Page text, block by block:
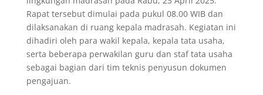
Rapat tersebut dimulai pada pukul 08.00 WIB dan
dilaksanakan di ruang kepala madrasah. Kegiatan ini
dihadiri oleh para wakil kepala, kepala tata usaha,
serta beberapa perwakilan guru dan staf tata usaha
sebagai bagian dari tim teknis penyusun dokumen
pengajuan.